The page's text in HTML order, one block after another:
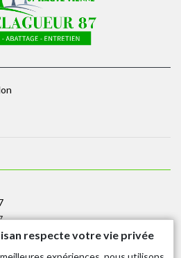
87
87
respecte votre vie privée